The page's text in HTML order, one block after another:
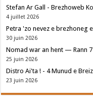
Stefan Ar Gall - Brezhoweb
4 juillet 2026
Petra 'zo nevez e brezhoneg
30 juin 2026
Nomad war an hent — Rann
25 juin 2026
Distro Ai'ta ! - 4 Munud e
23 juin 2026